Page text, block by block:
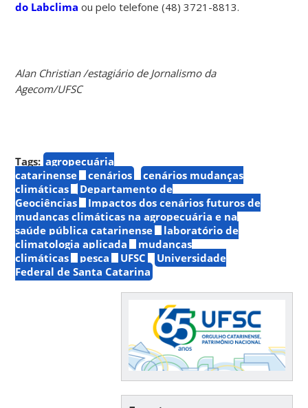
do Labclima ou pelo telefone (48) 3721-8813.
Alan Christian /estagiário de Jornalismo da
Agecom/UFSC
Tags: agropecuária
catarinense
cenários
cenários mudanças
climáticas
Departamento de
Geociências
Impactos dos cenários futuros de
mudanças climáticas na agropecuária e na
saúde pública catarinense
laboratório de
climatologia aplicada
mudanças
climáticas
pesca UFSC
Universidade
Federal de Santa Catarina